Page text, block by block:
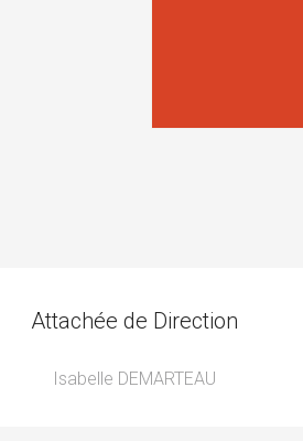
Attachée de Direction
Isabelle DEMARTEAU